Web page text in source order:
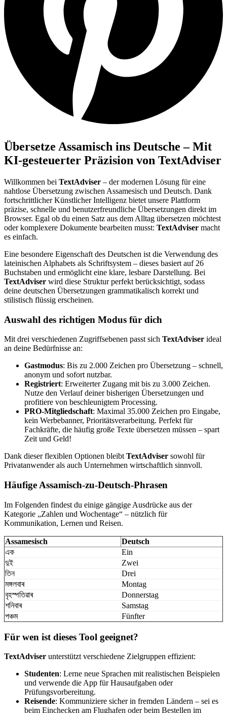
Übersetze Assamisch ins Deutsche – Mit
KI-gesteuerter Präzision von TextAdviser
Willkommen bei TextAdviser – der modernen Lösung für eine
nahtlose Übersetzung zwischen Assamesisch und Deutsch. Dank
fortschrittlicher Künstlicher Intelligenz bietet unsere Plattform
präzise, schnelle und benutzerfreundliche Übersetzungen direkt im
Browser. Egal ob du einen Satz aus dem Alltag übersetzen möchtest
oder komplexere Dokumente bearbeiten musst: TextAdviser macht
es einfach.
Eine besondere Eigenschaft des Deutschen ist die Verwendung des
lateinischen Alphabets als Schriftsystem – dieses basiert auf 26
Buchstaben und ermöglicht eine klare, lesbare Darstellung. Bei
TextAdviser wird diese Struktur perfekt berücksichtigt, sodass
deine deutschen Übersetzungen grammatikalisch korrekt und
stilistisch flüssig erscheinen.
Auswahl des richtigen Modus für dich
Mit drei verschiedenen Zugriffsebenen passt sich TextAdviser ideal
an deine Bedürfnisse an:
Gastmodus: Bis zu 2.000 Zeichen pro Übersetzung – schnell,
anonym und sofort nutzbar.
Registriert: Erweiterter Zugang mit bis zu 3.000 Zeichen.
Nutze den Verlauf deiner bisherigen Übersetzungen und
profitiere von beschleunigtem Processing.
PRO-Mitgliedschaft: Maximal 35.000 Zeichen pro Eingabe,
kein Werbebanner, Prioritätsverarbeitung. Perfekt für
Fachkräfte, die häufig große Texte übersetzen müssen – spart
Zeit und Geld!
Dank dieser flexiblen Optionen bleibtTextAdviser sowohl für
Privatanwender als auch Unternehmen wirtschaftlich sinnvoll.
Häufige Assamisch-zu-Deutsch-Phrasen
Im Folgenden findest du einige gängige Ausdrücke aus der
Kategorie „Zahlen und Wochentage“ – nützlich für
Kommunikation, Lernen und Reisen.
Assamesisch
Deutsch
এক
Ein
দুই
Zwei
তিন
Drei
মঙ্গলবাৰ
Montag
বৃহস্পতিৱাৰ
Donnerstag
শনিবাৰ
Samstag
পঞ্চম
Fünfter
Für wen ist dieses Tool geeignet?
TextAdviser unterstützt verschiedene Zielgruppen effizient:
Studenten: Lerne neue Sprachen mit realistischen Beispielen
und verwende die App für Hausaufgaben oder
Prüfungsvorbereitung.
Reisende: Kommuniziere sicher in fremden Ländern – sei es
beim Einchecken am Flughafen oder beim Bestellen im